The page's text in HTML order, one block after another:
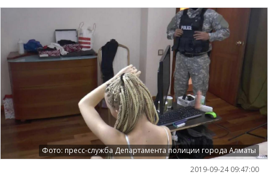
Фото: пресс-служба Департамента полиции города Алматы
2019-09-24 09:47:00